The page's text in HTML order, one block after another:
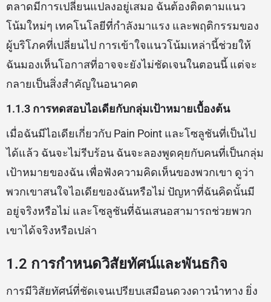
ตลาดมีการเปลี่ยนแปลงอยู่เสมอ ฉันต้องติดตามแนว
โน้มใหม่ๆ เทคโนโลยีที่กำลังมาแรง และพฤติกรรมของ
ผู้บริโภคที่เปลี่ยนไป การเข้าใจแนวโน้มเหล่านี้ช่วยให้
ฉันมองเห็นโอกาสที่อาจจะยังไม่ชัดเจนในตอนนี้ แต่จะ
กลายเป็นสิ่งสำคัญในอนาคต
1.1.3 การทดสอบไอเดียกับกลุ่มเป้าหมายเบื้องต้น
เมื่อฉันมีไอเดียเกี่ยวกับ Pain Point และโซลูชันที่เป็นไป
ได้แล้ว ฉันจะไม่รีบร้อน ฉันจะลองพูดคุยกับคนที่เป็นกลุ่ม
เป้าหมายของฉัน เพื่อฟังความคิดเห็นของพวกเขา ดูว่า
พวกเขาสนใจไอเดียของฉันหรือไม่ ปัญหาที่ฉันคิดนั้นมี
อยู่จริงหรือไม่ และโซลูชันที่ฉันเสนอสามารถช่วยพวก
เขาได้จริงหรือเปล่า
1.2 การกำหนดวิสัยทัศน์และพันธกิจ
การมีวิสัยทัศน์ที่ชัดเจนเปรียบเสมือนดวงดาวนำทาง ยิ่ง